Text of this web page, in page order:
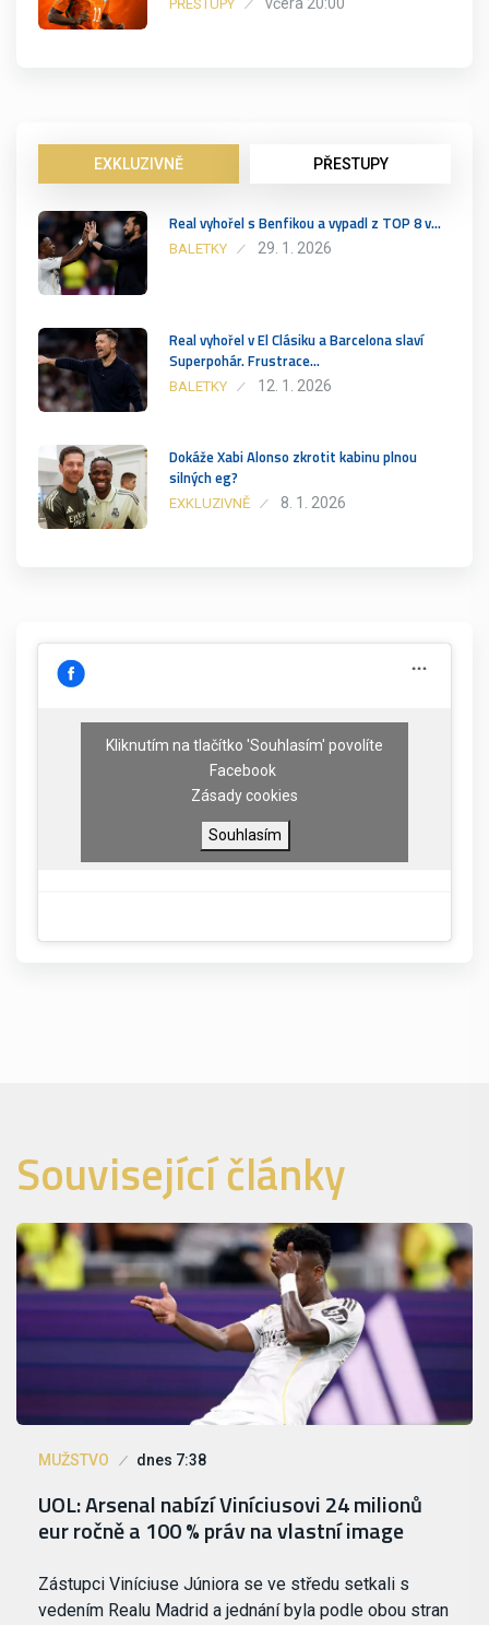
PŘESTUPY
EXKLUZIVNĚ PŘESTUPY
Real vyhořel s Benfikou a vypadl z TOP 8 v…
BALETKY 29. 1. 2026
Real vyhořel v El Clásiku a Barcelona slaví
Superpohár. Frustrace…
BALETKY 12. 1. 2026
Dokáže Xabi Alonso zkrotit kabinu plnou
silných eg?
EXKLUZIVNĚ 8. 1. 2026
Kliknutím na tlačítko 'Souhlasím' povolíte
Facebook
Zásady cookies
Souhlasím
Související články
MUŽSTVO dnes 7:38
UOL: Arsenal nabízí Viníciusovi 24 milionů
eur ročně a 100 % práv na vlastní image
Zástupci Viníciuse Júniora se ve středu setkali s
vedením Realu Madrid a jednání byla podle obou stran